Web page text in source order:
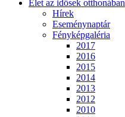
Ělet az idősek otthonában
Hírek
Eseménynaptár
Fényképgaléria
2017
2016
2015
2014
2013
2012
2010